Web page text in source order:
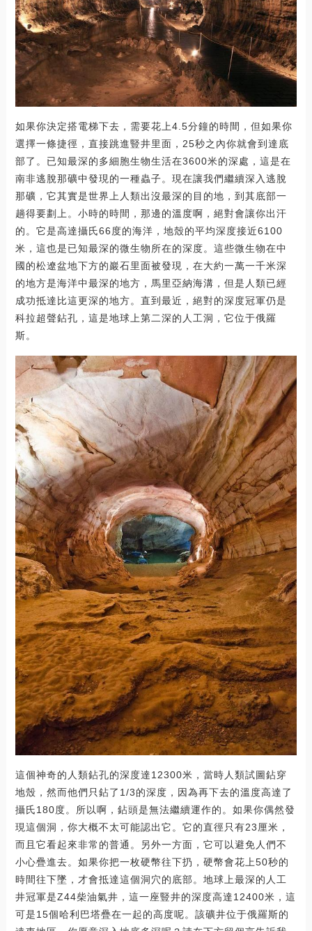
如果你決定搭電梯下去，需要花上4.5分鐘的時間，但如果你
選擇一條捷徑，直接跳進豎井里面，25秒之內你就會到達底
部了。已知最深的多細胞生物生活在3600米的深處，這是在
南非逃脫那礦中發現的一種蟲子。現在讓我們繼續深入逃脫
那礦，它其實是世界上人類出沒最深的目的地，到其底部一
趟得要劃上。小時的時間，那邊的溫度啊，絕對會讓你出汗
的。它是高達攝氏66度的海洋，地殼的平均深度接近6100
米，這也是已知最深的微生物所在的深度。這些微生物在中
國的松遼盆地下方的巖石里面被發現，在大約一萬一千米深
的地方是海洋中最深的地方，馬里亞納海溝，但是人類已經
成功抵達比這更深的地方。直到最近，絕對的深度冠軍仍是
科拉超聲鉆孔，這是地球上第二深的人工洞，它位于俄羅
斯。
這個神奇的人類鉆孔的深度達12300米，當時人類試圖鉆穿
地殼，然而他們只鉆了1/3的深度，因為再下去的溫度高達了
攝氏180度。所以啊，鉆頭是無法繼續運作的。如果你偶然發
現這個洞，你大概不太可能認出它。它的直徑只有23厘米，
而且它看起來非常的普通。另外一方面，它可以避免人們不
小心疊進去。如果你把一枚硬幣往下扔，硬幣會花上50秒的
時間往下墜，才會抵達這個洞穴的底部。地球上最深的人工
井冠軍是Z44柴油氣井，這一座豎井的深度高達12400米，這
可是15個哈利巴塔疊在一起的高度呢。該礦井位于俄羅斯的